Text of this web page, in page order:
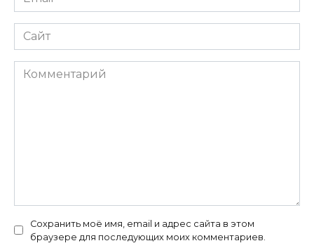
*
Сайт
Комментарий
Сохранить моё имя, email и адрес сайта в этом
браузере для последующих моих комментариев.